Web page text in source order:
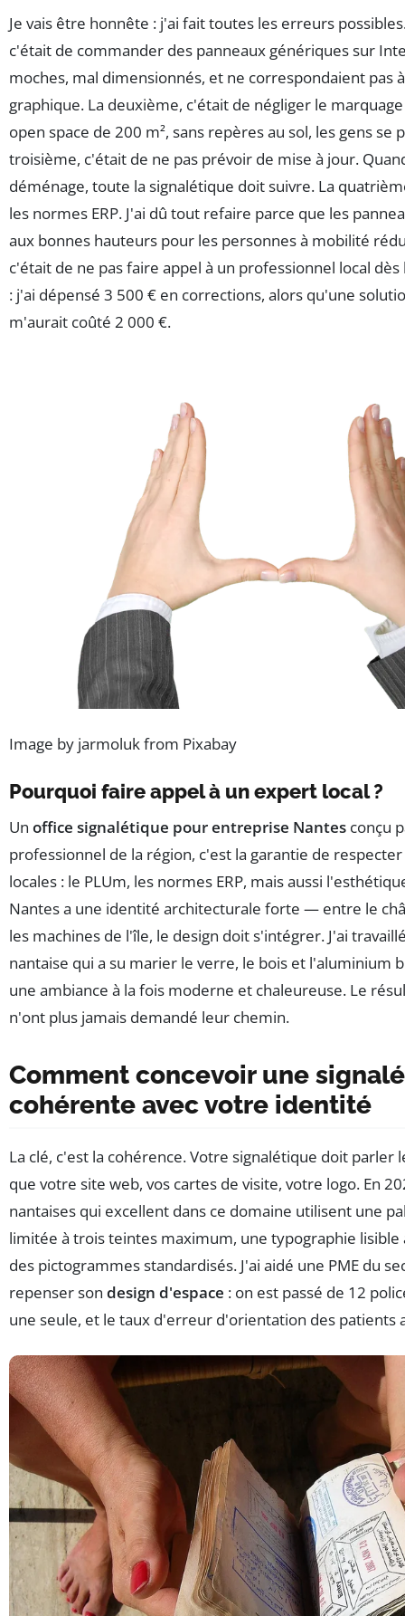
Je vais être honnête : j'ai fait toutes les erreurs
c'était de commander des panneaux génériques sur
moches, mal dimensionnés, et ne correspondaient pas
graphique. La deuxième, c'était de négliger le marquage
open space de 200 m², sans repères au sol, les gens se
troisième, c'était de ne pas prévoir de mise à jour.
déménage, toute la signalétique doit suivre. La
les normes ERP. J'ai dû tout refaire parce que les
aux bonnes hauteurs pour les personnes à mobilité
c'était de ne pas faire appel à un professionnel local
: j'ai dépensé 3 500 € en corrections, alors qu'une
m'aurait coûté 2 000 €.
Image by jarmoluk from Pixabay
Pourquoi faire appel à un expert local ?
Un office signalétique pour entreprise Nantes conçu
professionnel de la région, c'est la garantie de
locales : le PLUm, les normes ERP, mais aussi
Nantes a une identité architecturale forte — entre le
les machines de l'île, le design doit s'intégrer. J'ai
nantaise qui a su marier le verre, le bois et l'aluminium
une ambiance à la fois moderne et chaleureuse. Le
n'ont plus jamais demandé leur chemin.
Comment concevoir une
cohérente avec votre identité
La clé, c'est la cohérence. Votre signalétique doit parler
que votre site web, vos cartes de visite, votre logo. En
nantaises qui excellent dans ce domaine utilisent une
limitée à trois teintes maximum, une typographie lisible
des pictogrammes standardisés. J'ai aidé une PME du
repenser son design d'espace : on est passé de 12
une seule, et le taux d'erreur d'orientation des patients